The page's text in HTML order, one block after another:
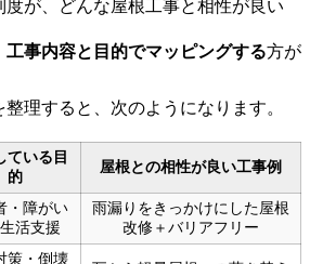
度が、どんな屋根工事と相性が良い
工事内容と目的でマッピングする方が
理すると、次のようになります。
ている目
的
屋根との相性が良い工事例
・障がい
活支援
雨漏りをきっかけにした屋根
改修＋バリアフリー
策・倒壊